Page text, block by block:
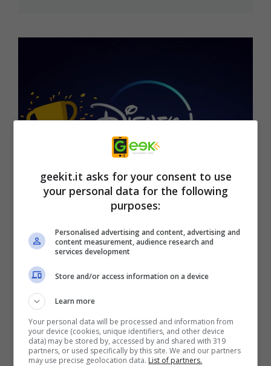
La nuova arma segreta di Disney+:
con questa mossa surclassa Netflix
e tutte le piattaforme di streaming
13 Gennaio 2025
geekit.it asks for your consent to use
your personal data for the following
purposes:
Personalised advertising and content, advertising and
content measurement, audience research and
services development
Store and/or access information on a device
Learn more
Your personal data will be processed and information from
your device (cookies, unique identifiers, and other device
data) may be stored by, accessed by and shared with 319
partners, or used specifically by this site. We and our partners
may use precise geolocation data. List of partners.